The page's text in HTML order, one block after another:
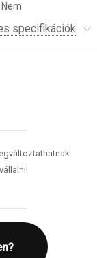
Nem
specifikációk